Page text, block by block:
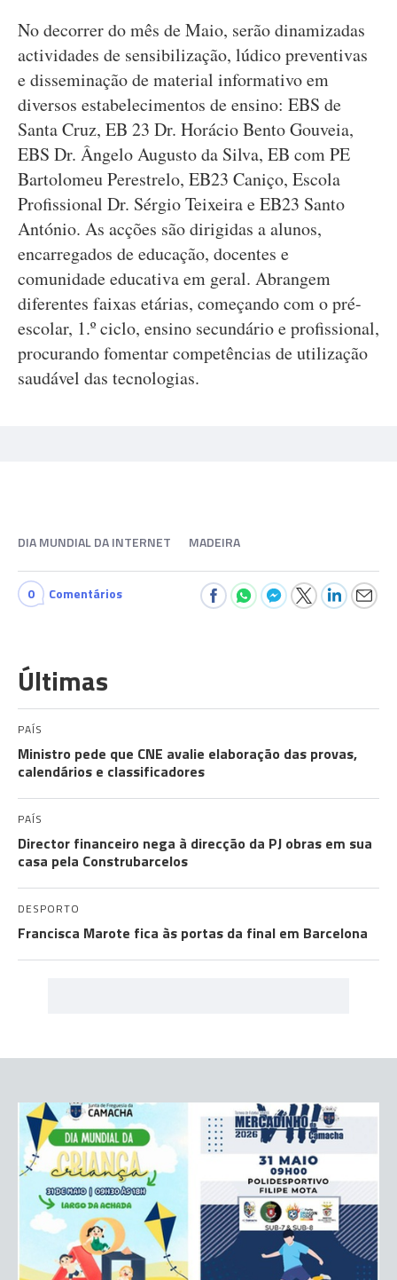
No decorrer do mês de Maio, serão dinamizadas
actividades de sensibilização, lúdico preventivas
e disseminação de material informativo em
diversos estabelecimentos de ensino: EBS de
Santa Cruz, EB 23 Dr. Horácio Bento Gouveia,
EBS Dr. Ângelo Augusto da Silva, EB com PE
Bartolomeu Perestrelo, EB23 Caniço, Escola
Profissional Dr. Sérgio Teixeira e EB23 Santo
António. As acções são dirigidas a alunos,
encarregados de educação, docentes e
comunidade educativa em geral. Abrangem
diferentes faixas etárias, começando com o pré-
escolar, 1.º ciclo, ensino secundário e profissional,
procurando fomentar competências de utilização
saudável das tecnologias.
DIA MUNDIAL DA INTERNET MADEIRA
0 Comentários
Últimas
PAÍS
Ministro pede que CNE avalie elaboração das provas,
calendários e classificadores
PAÍS
Director financeiro nega à direcção da PJ obras em sua
casa pela Construbarcelos
DESPORTO
Francisca Marote fica às portas da final em Barcelona